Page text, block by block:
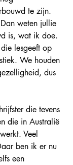
te zijn.
weten jullie
is, wat ik doe.
lesgeeft op
We houden
dus
die tevens
die in Australië
Veel
ben ik er nu
een